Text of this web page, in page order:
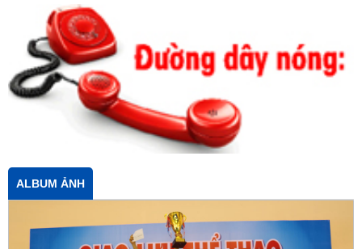
ALBUM ẢNH